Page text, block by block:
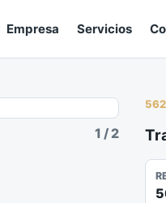
Empresa Servicios
1 /2